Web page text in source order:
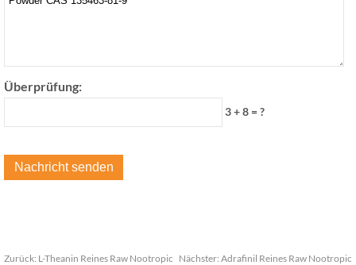
Überprüfung:
3 + 8 = ?
Zurück: L-Theanin Reines Raw Nootropic Nächster: Adrafinil Reines Raw Nootropic